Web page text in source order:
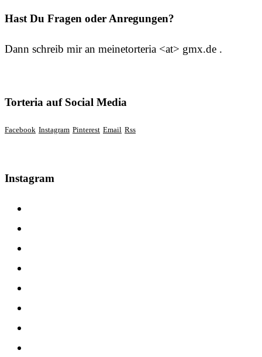
Hast Du Fragen oder Anregungen?
Dann schreib mir an meinetorteria <at> gmx.de .
Torteria auf Social Media
Facebook Instagram Pinterest Email Rss
Instagram